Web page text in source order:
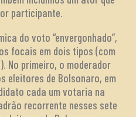
participante.
do voto “envergonhado”,
focais em dois tipos (com
No primeiro, o moderador
eleitores de Bolsonaro, em
cada um votaria na
recorrente nesses sete